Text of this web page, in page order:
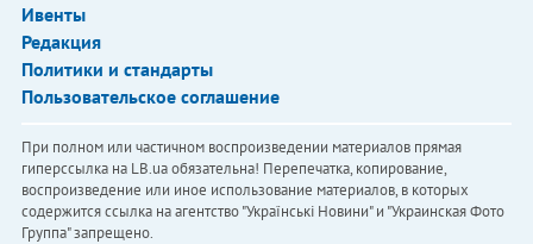
Ивенты
Редакция
Политики и стандарты
Пользовательское соглашение
При полном или частичном воспроизведении материалов прямая
гиперссылка на LB.ua обязательна! Перепечатка, копирование,
воспроизведение или иное использование материалов, в которых
содержится ссылка на агентство "Українськi Новини" и "Украинская Фото
Группа" запрещено.